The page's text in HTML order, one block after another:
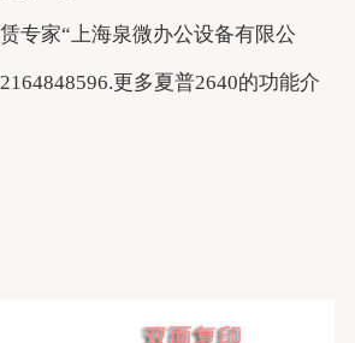
专家“上海泉微办公设备有限公
更多夏普2640的功能介